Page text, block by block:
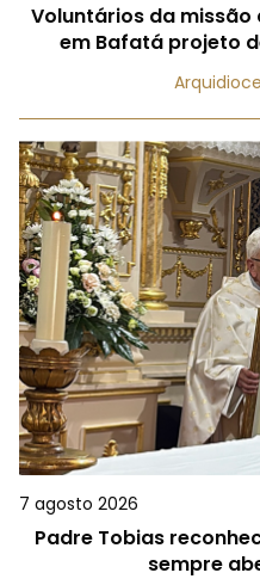
Voluntários da missão
em Bafatá projeto
7 agosto 2026
Padre Tobias
sempre